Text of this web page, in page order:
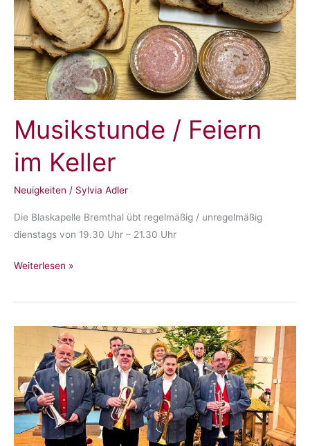
Musikstunde / Feiern
im Keller
Neuigkeiten / Sylvia Adler
Die Blaskapelle Bremthal übt regelmäßig / unregelmäßig
dienstags von 19.30 Uhr – 21.30 Uhr
Musikstunde
Feiern
Weiterlesen »